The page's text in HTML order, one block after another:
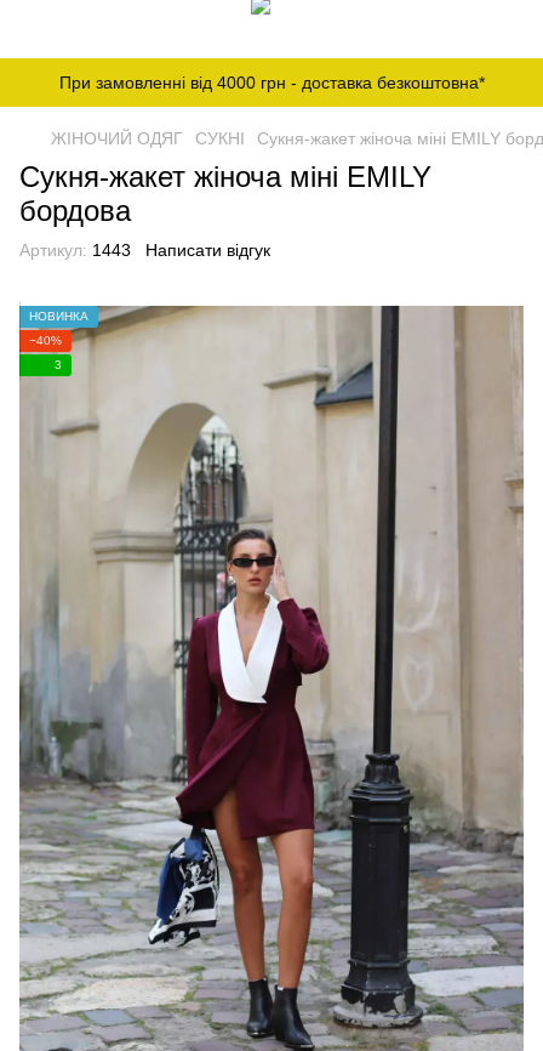
При замовленні від 4000 грн - доставка безкоштовна*
ЖІНОЧИЙ ОДЯГ СУКНІ Сукня-жакет жіноча міні EMILY
Сукня-жакет жіноча міні EMILY
бордова
Артикул: 1443 Написати відгук
НОВИНКА
−40%
3